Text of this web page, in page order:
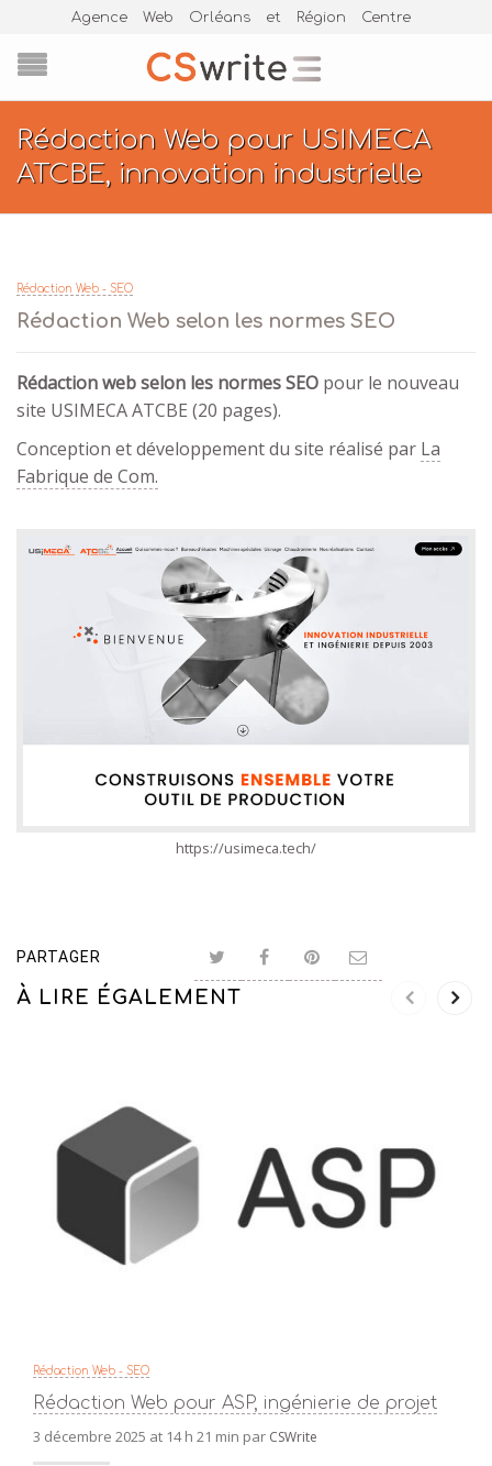
Agence Web Orléans et Région Centre
Rédaction Web pour USIMECA
ATCBE, innovation industrielle
Rédaction Web - SEO
Rédaction Web selon les normes SEO
Rédaction web selon les normes SEO pour le nouveau
site USIMECA ATCBE (20 pages).
Conception et développement du site réalisé par La
Fabrique de Com.
https://usimeca.tech/
PARTAGER
À LIRE ÉGALEMENT
Rédaction Web - SEO
Rédaction Web pour ASP, ingénierie de projet
3 décembre 2025 at 14 h 21 min par CSWrite